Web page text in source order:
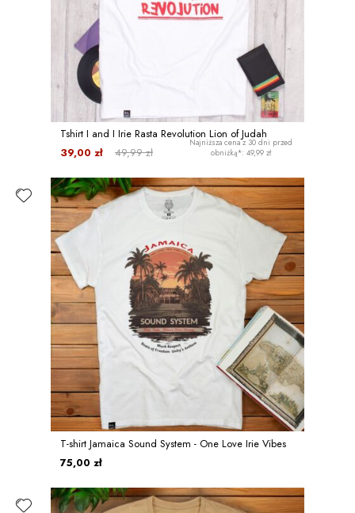
Tshirt I and I Irie Rasta Revolution Lion of Judah
49,99 zł
39,00 zł
Najniższa cena z 30 dni przed
obniżką*: 49,99 zł
T-shirt Jamaica Sound System - One Love Irie Vibes
75,00 zł